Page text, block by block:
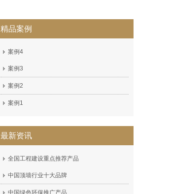
精品案例
案例4
案例3
案例2
案例1
最新资讯
全国工程建设重点推荐产品
中国顶墙行业十大品牌
中国绿色环保推广产品